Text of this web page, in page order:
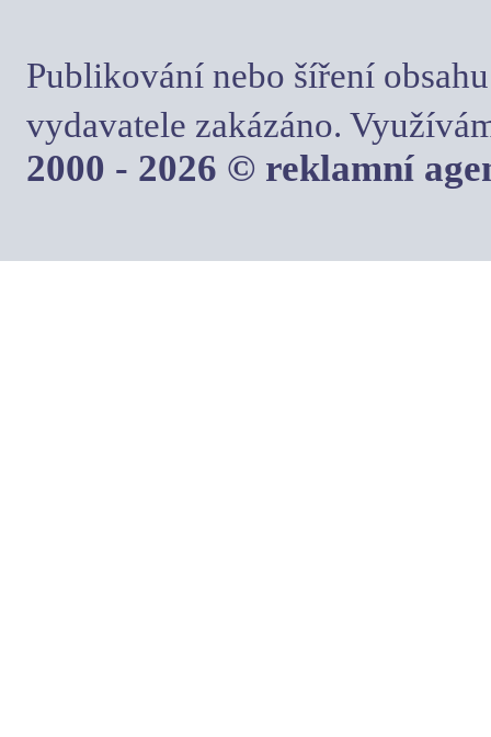
Publikování nebo šíření
vydavatele zakázáno.
2000 - 2026 © reklamní